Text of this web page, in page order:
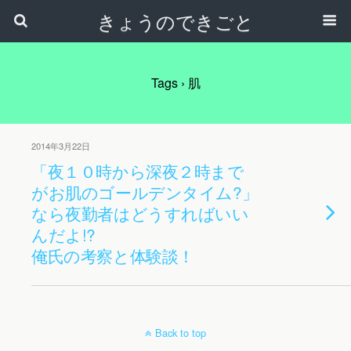
きょうのできごと
Tags › 肌
2014年3月22日
「夜１０時から深夜２時まで
がお肌のゴールデンタイム?」
なら夜勤者はどうすればいい
んだよ!?
俺氏の考察と体験談！
Back to top